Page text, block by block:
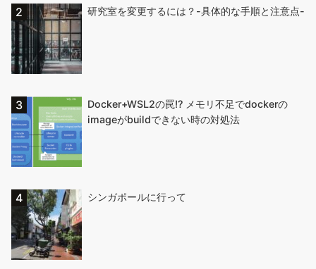
研究室を変更するには？-具体的な手順と注意点-
Docker+WSL2の罠!? メモリ不足でdockerの
imageがbuildできない時の対処法
シンガポールに行って